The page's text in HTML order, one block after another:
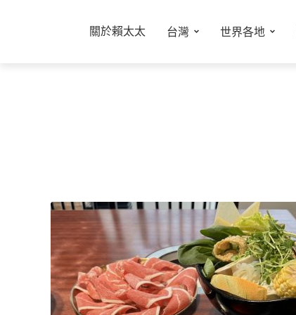
關於賴太太 台灣 世界各地